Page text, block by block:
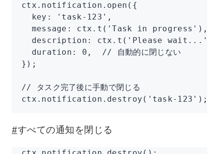
ctx . notification .open ({
  key
: 'task-123' ,
  message
: ctx .t ( 'Task in progress' ) ,
  description
: ctx .t ( 'Please wait...'
  duration
: 0 ,
  // 自動的に閉じない
});
// タスク完了後に手動で閉じる
ctx . notification .destroy ( 'task-123' );
#すべての通知を閉じる